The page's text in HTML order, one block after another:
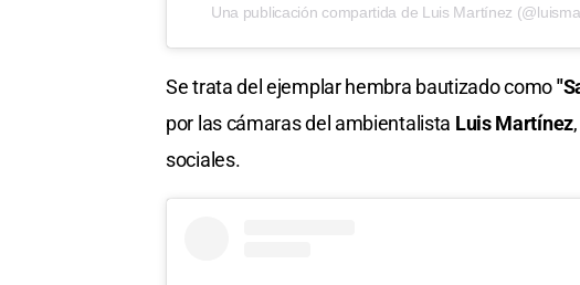
Una publicación compartida de Luis Martínez
Se trata del ejemplar hembra bautizado como
por las cámaras del ambientalista Luis Martínez
sociales.